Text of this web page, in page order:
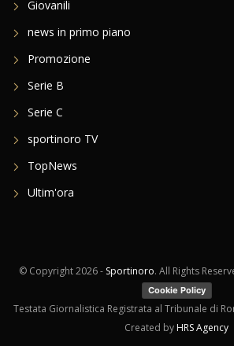
Giovanili
news in primo piano
Promozione
Serie B
Serie C
sportinoro TV
TopNews
Ultim'ora
© Copyright2026 - Sportinoro. All Rights
Cookie Policy
Testata Giornalistica Registrata al Tribunale di
Created by HRS Agency